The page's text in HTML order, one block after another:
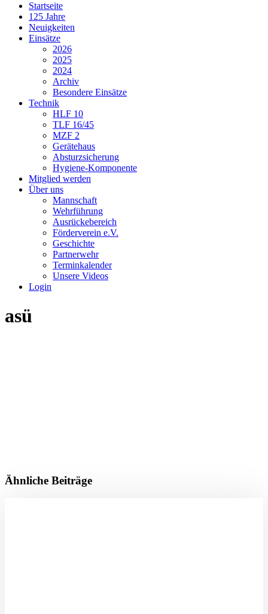
Startseite
125 Jahre
Neuigkeiten
Einsätze
2026
2025
2024
Archiv
Besondere Einsätze
Technik
HLF 10
TLF 16/45
MZF 2
Gerätehaus
Absturzsicherung
Hygiene-Komponente
Mitglied werden
Über uns
Mannschaft
Wehrführung
Ausrückebereich
Förderverein e.V.
Geschichte
Partnerwehr
Terminkalender
Unsere Videos
Login
asü
Ähnliche Beiträge